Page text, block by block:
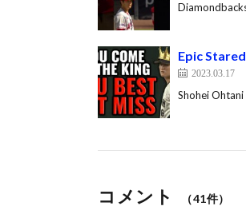
Epic
2023.03.17
Shohei
コメント （41件）